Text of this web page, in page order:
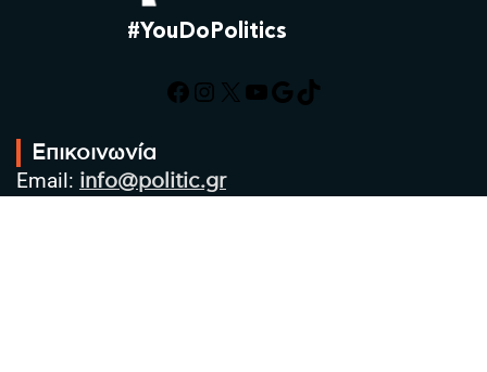
#YouDoPolitics
Facebook
Instagram
X YouTube
Google
TikTok
Επικοινωνία
Email: info@politic.gr